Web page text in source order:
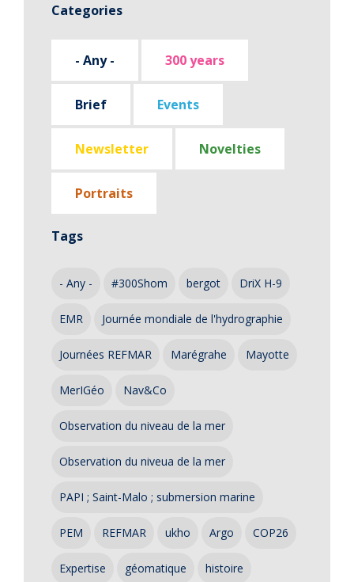
Categories
- Any - 300 years
Brief Events
Newsletter Novelties
Portraits
Tags
- Any - #300Shom bergot DriX H-9
EMR Journée mondiale de l'hydrographie
Journées REFMAR Marégrahe Mayotte
MerIGéo Nav&Co
Observation du niveau de la mer
Observation du niveua de la mer
PAPI ; Saint-Malo ; submersion marine
PEM REFMAR ukho Argo COP26
Expertise géomatique histoire